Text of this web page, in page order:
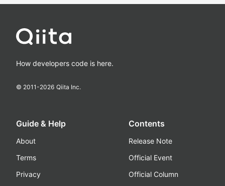
How developers code is here.
© 2011-2026 Qiita Inc.
Guide & Help
About
Terms
Privacy
Contents
Release Note
Official Event
Official Column